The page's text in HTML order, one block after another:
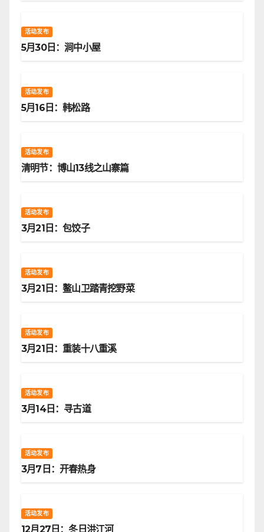
活动发布
5月30日：涧中小屋
活动发布
5月16日：韩松路
活动发布
清明节：博山13线之山寨篇
活动发布
3月21日：包饺子
活动发布
3月21日：鳌山卫踏青挖野菜
活动发布
3月21日：重装十八重溪
活动发布
3月14日：寻古道
活动发布
3月7日：开春热身
活动发布
12月27日：冬日洪江河